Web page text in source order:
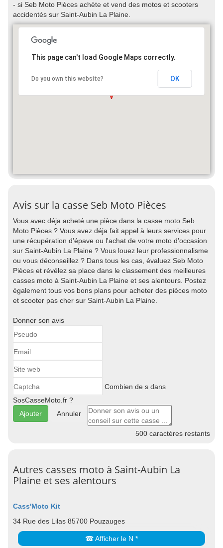
- si Seb Moto Pièces achète et vend des motos et scooters
accidentés sur Saint-Aubin La Plaine.
This page can't load Google Maps correctly.
Do you own this website? OK
Avis sur la casse Seb Moto Pièces
Vous avec déja acheté une pièce dans la casse moto Seb
Moto Pièces ? Vous avez déja fait appel à leurs services pour
une récupération d'épave ou l'achat de votre moto d'occasion
sur Saint-Aubin La Plaine ? Vous louez leur professionnalisme
ou vous déconseillez ? Dans tous les cas, évaluez Seb Moto
Pièces et révélez sa place dans le classement des meilleures
casses moto à Saint-Aubin La Plaine et ses alentours. Postez
également tous vos bons plans pour acheter des pièces moto
et scooter pas cher sur Saint-Aubin La Plaine.
Donner son avis
Combien de s dans
SosCasseMoto.fr ?
Annuler
500 caractères restants
Autres casses moto à Saint-Aubin La
Plaine et ses alentours
Cass'Moto Kit
34 Rue des Lilas 85700 Pouzauges
☎ Afficher le N *